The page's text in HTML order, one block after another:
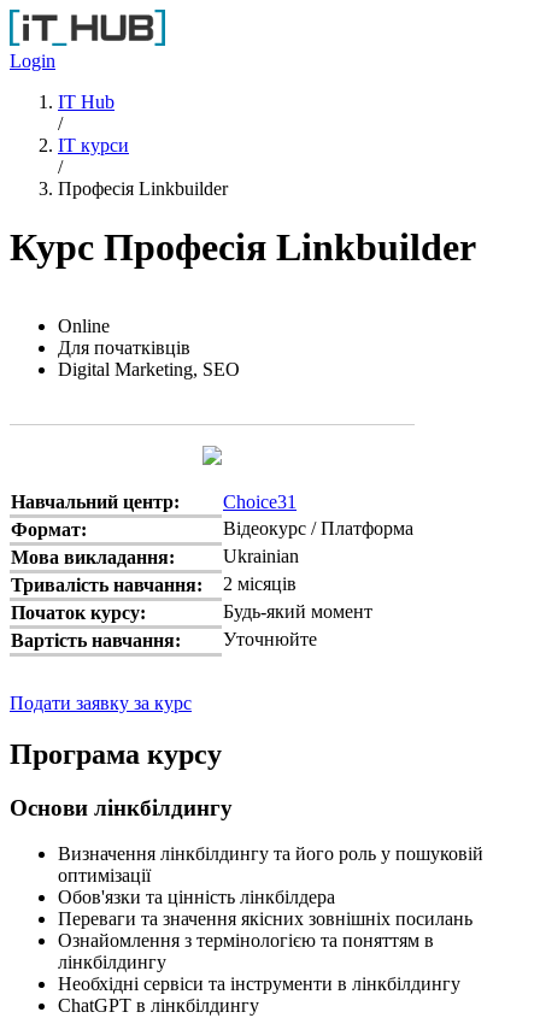
Перейти до основного вмісту
Login
IT Hub
/
IT курси
/
Професія Linkbuilder
Курс Професія Linkbuilder
Online
Для початківців
Digital Marketing, SEO
Навчальний центр:
Choice31
Формат:
Відеокурс / Платформа
Мова викладання:
Ukrainian
Тривалість навчання:
2 місяців
Початок курсу:
Будь-який момент
Вартість навчання:
Уточнюйте
Подати заявку за курс
Програма курсу
Основи лінкбілдингу
Визначення лінкбілдингу та його роль у пошуковій
оптимізації
Обов'язки та цінність лінкбілдера
Переваги та значення якісних зовнішніх посилань
Ознайомлення з термінологією та поняттям в
лінкбілдингу
Необхідні сервіси та інструменти в лінкбілдингу
ChatGPT в лінкбілдингу